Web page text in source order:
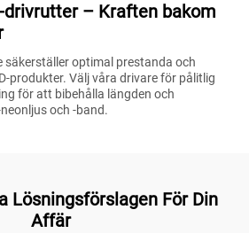
drivrutter – Kraften bakom
säkerställer optimal prestanda och
produkter. Välj våra drivare för pålitlig
för att bibehålla längden och
och -band.
Lösningsförslagen För Din
Affär